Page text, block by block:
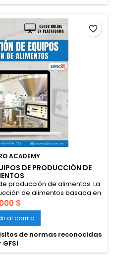
ACADEMY
DE PRODUCCIÓN DE
producción de alimentos La
de alimentos basada en
diseño higiénico es crucial
alimentaria y cumplir con
enfoque permite identificar,
potenciales a lo largo de la
de...
$
al carrito
de normas reconocidas
GFSI
favorite_border